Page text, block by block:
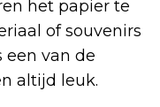
het papier te
of souvenirs
een van de
altijd leuk.